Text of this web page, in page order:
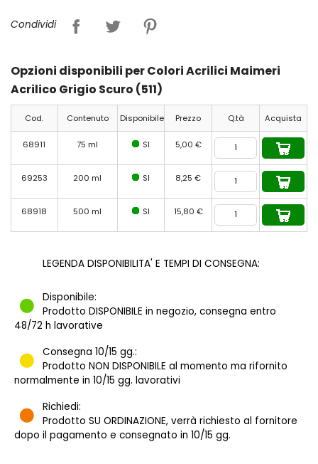
Condividi
Opzioni disponibili per Colori Acrilici Maimeri
Acrilico Grigio Scuro (511)
Cod. Contenuto Disponibile Prezzo Q.tà Acquista
68911 75 ml SI 5,00 €
69253 200 ml SI 8,25 €
68918 500 ml SI 15,80 €
LEGENDA DISPONIBILITA' E TEMPI DI CONSEGNA:
Disponibile:
Prodotto DISPONIBILE in negozio, consegna entro
48/72 h lavorative
Consegna 10/15 gg.:
Prodotto NON DISPONIBILE al momento ma rifornito
normalmente in 10/15 gg. lavorativi
Richiedi:
Prodotto SU ORDINAZIONE, verrà richiesto al fornitore
dopo il pagamento e consegnato in 10/15 gg.